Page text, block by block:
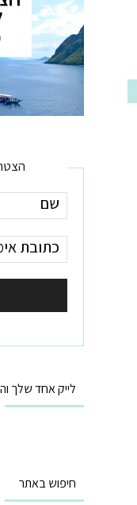
לייק אחד שלך
חיפוש באתר